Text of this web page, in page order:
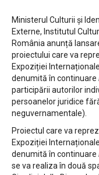
Ministerul Culturii și
Externe, Institutul
România anunță
proiectului care va
Expoziției
denumită în continuare
participării autorilor
persoanelor juridice
neguvernamentale).
Proiectul care va
Expoziției
denumită în continuare
se va realiza în două